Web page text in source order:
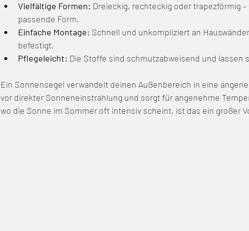
Vielfältige Formen: Dreieckig, rechteckig oder trapezförmig
passende Form.
Einfache Montage: Schnell und unkompliziert an
befestigt.
Pflegeleicht: Die Stoffe sind schmutzabweisend und lassen
Ein Sonnensegel verwandelt deinen Außenbereich in eine
vor direkter Sonneneinstrahlung und sorgt für angenehme
wo die Sonne im Sommer oft intensiv scheint, ist das ein großer